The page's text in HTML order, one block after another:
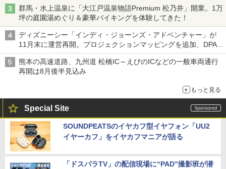
群馬・水上温泉に「大江戸温泉物語Premium 松乃井」開業。1万
坪の庭園湯めぐり＆豪華バイキングを体験してきた！
ディズニーシー「インディ・ジョーンズ・アドベンチャー」が
11月末に運営再開。プロジェクションマッピングを追加、DPA
は1500円
熊本の高速道路、九州道 松橋IC～えびのICなどの一般車両通行
再開は8月後半見込み
もっと見る
Special Site
SOUNDPEATSのイヤカフ型イヤフォン「UU2
イヤーカフ」をイヤカフマニアが語る
「ドスパラTV」の配信現場に“PAD”撮影班が潜